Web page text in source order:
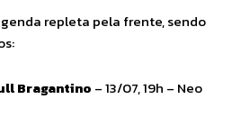
repleta pela frente, sendo
Bragantino – 13/07, 19h – Neo